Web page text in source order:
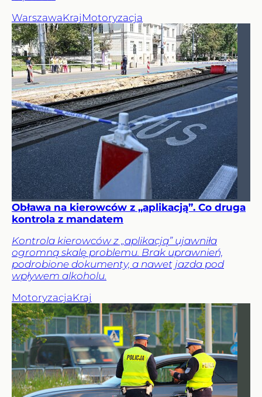
WarszawaKraj Motoryzacja
Obława na kierowców z „aplikacją”. Co druga
kontrola z mandatem
Kontrola kierowców z „aplikacją” ujawniła
ogromną skalę problemu. Brak uprawnień,
podrobione dokumenty, a nawet jazda pod
wpływem alkoholu.
MotoryzacjaKraj